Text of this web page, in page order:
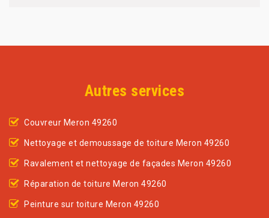
Autres services
Couvreur Meron 49260
Nettoyage et demoussage de toiture Meron 49260
Ravalement et nettoyage de façades Meron 49260
Réparation de toiture Meron 49260
Peinture sur toiture Meron 49260